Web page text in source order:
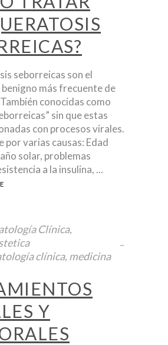
seborreicas son el
más frecuente de
conocidas como
sin que estas
con procesos virales.
por varias causas: Edad
solar, problemas
a la insulina,
Clínica,
clínica, medicina
Y